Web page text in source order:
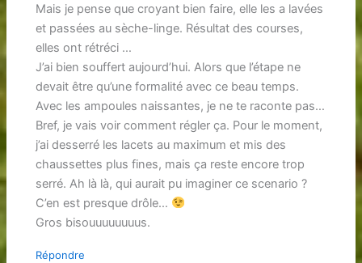
Mais je pense que croyant bien faire, elle les a lavées
et passées au sèche-linge. Résultat des courses,
elles ont rétréci …
J’ai bien souffert aujourd’hui. Alors que l’étape ne
devait être qu’une formalité avec ce beau temps.
Avec les ampoules naissantes, je ne te raconte pas…
Bref, je vais voir comment régler ça. Pour le moment,
j’ai desserré les lacets au maximum et mis des
chaussettes plus fines, mais ça reste encore trop
serré. Ah là là, qui aurait pu imaginer ce scenario ?
C’en est presque drôle…
Gros bisouuuuuuuus.
Répondre